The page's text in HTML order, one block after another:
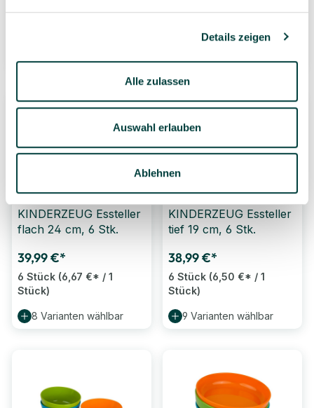
Details zeigen
Alle zulassen
Auswahl erlauben
Ablehnen
KINDERZEUG Essteller
flach 24 cm, 6 Stk.
39,99 €*
6 Stück (6,67 €* / 1
Stück)
8 Varianten wählbar
KINDERZEUG Essteller
tief 19 cm, 6 Stk.
38,99 €*
6 Stück (6,50 €* / 1
Stück)
9 Varianten wählbar